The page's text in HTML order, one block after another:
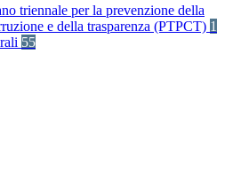
triennale per la prevenzione della
e della trasparenza (PTPCT) 1
55